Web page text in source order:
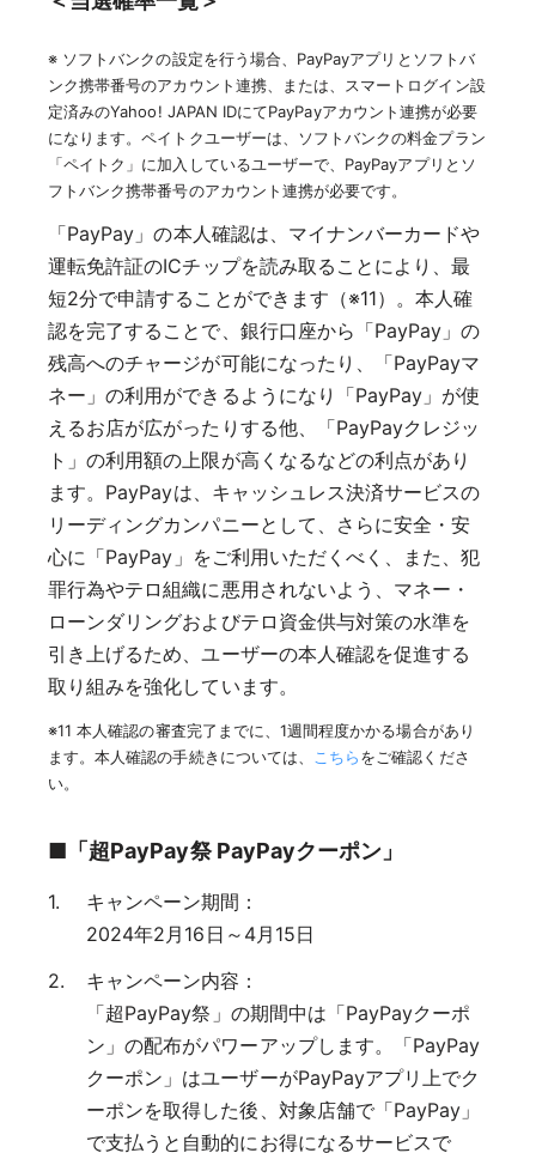
※ ソフトバンクの設定を行う場合、PayPayアプリとソフトバ
ンク携帯番号のアカウント連携、または、スマートログイン設
定済みのYahoo! JAPAN IDにてPayPayアカウント連携が必要
になります。ペイトクユーザーは、ソフトバンクの料金プラン
「ペイトク」に加入しているユーザーで、PayPayアプリとソ
フトバンク携帯番号のアカウント連携が必要です。
「PayPay」の本人確認は、マイナンバーカードや
運転免許証のICチップを読み取ることにより、最
短2分で申請することができます（※11）。本人確
認を完了することで、銀行口座から「PayPay」の
残高へのチャージが可能になったり、「PayPayマ
ネー」の利用ができるようになり「PayPay」が使
えるお店が広がったりする他、「PayPayクレジッ
ト」の利用額の上限が高くなるなどの利点があり
ます。PayPayは、キャッシュレス決済サービスの
リーディングカンパニーとして、さらに安全・安
心に「PayPay」をご利用いただくべく、また、犯
罪行為やテロ組織に悪用されないよう、マネー・
ローンダリングおよびテロ資金供与対策の水準を
引き上げるため、ユーザーの本人確認を促進する
取り組みを強化しています。
※11 本人確認の審査完了までに、1週間程度かかる場合があり
ます。本人確認の手続きについては、
こちらをご確認くださ
い。
■「超PayPay祭 PayPayクーポン」
キャンペーン期間：
2024年2月16日～4月15日
キャンペーン内容：
「超PayPay祭」の期間中は「PayPayクーポ
ン」の配布がパワーアップします。「PayPay
クーポン」はユーザーがPayPayアプリ上でク
ーポンを取得した後、対象店舗で「PayPay」
で支払うと自動的にお得になるサービスで